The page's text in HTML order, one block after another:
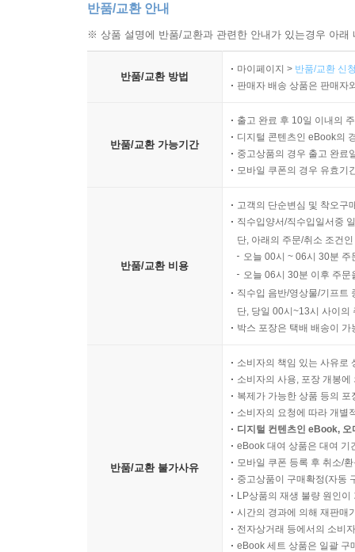
반품/교환 안내
※ 상품 설명에 반품/교환과 관련한 안내가 있는경우 아
반품/교환 방법
마이페이지 > 반품/교환 신
판매자 배송 상품은 판매자
반품/교환 가능기간
출고 완료 후 10일 이내의
디지털 콘텐츠인 eBook의
중고상품의 경우 출고 완료
모바일 쿠폰의 경우 유효기
반품/교환 비용
고객의 단순변심 및 착오구
직수입양서/직수입일서중
단, 아래의 주문/취소 조건
오늘 00시 ~ 06시 30분
오늘 06시 30분 이후 주
직수입 음반/영상물/기프트
단, 당일 00시~13시 사이의
박스 포장은 택배 배송이
반품/교환 불가사유
소비자의 책임 있는 사유로
소비자의 사용, 포장 개봉
복제가 가능한 상품 등의
소비자의 요청에 따라 개별
디지털 컨텐츠인 eBook,
eBook 대여 상품은 대여 기
모바일 쿠폰 등록 후 취소/
중고상품이 구매확정(자동
LP상품의 재생 불량 원인
시간의 경과에 의해 재판매
전자상거래 등에서의 소비
eBook 세트 상품은 일괄 구